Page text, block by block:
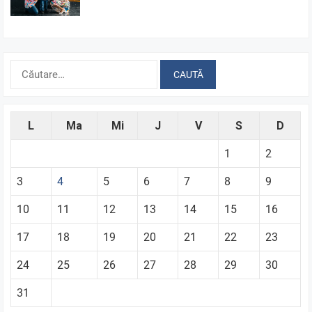
Caută
L Ma Mi J V S D
1 2
3 4 5 6 7 8 9
10 11 12 13 14 15 16
17 18 19 20 21 22 23
24 25 26 27 28 29 30
31